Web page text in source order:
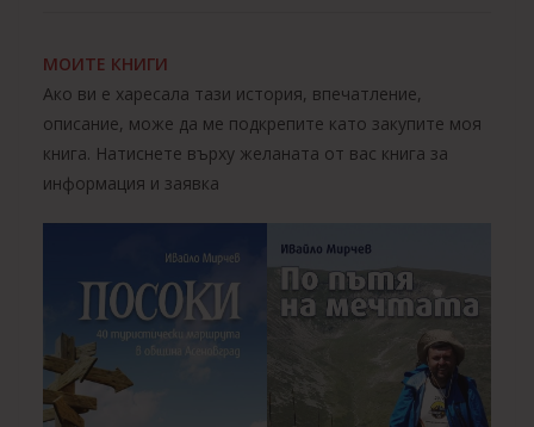
МОИТЕ КНИГИ
Ако ви е харесала тази история, впечатление,
описание, може да ме подкрепите като закупите моя
книга. Натиснете върху желаната от вас книга за
информация и заявка